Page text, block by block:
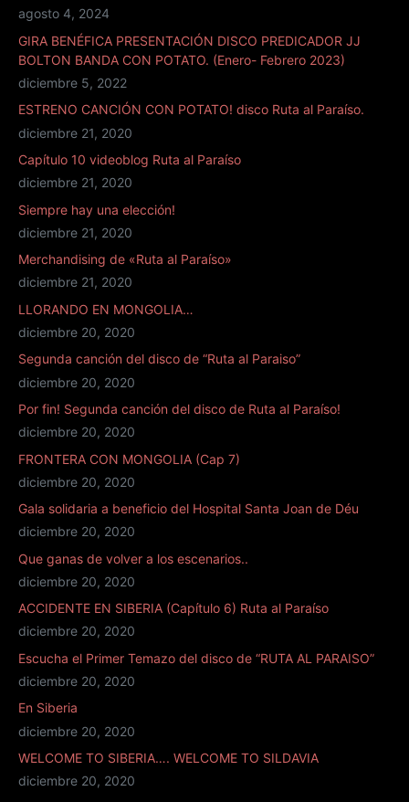
agosto 4, 2024
GIRA BENÉFICA PRESENTACIÓN DISCO PREDICADOR JJ
BOLTON BANDA CON POTATO. (Enero- Febrero 2023)
diciembre 5, 2022
ESTRENO CANCIÓN CON POTATO! disco Ruta al Paraíso.
diciembre 21, 2020
Capítulo 10 videoblog Ruta al Paraíso
diciembre 21, 2020
Siempre hay una elección!
diciembre 21, 2020
Merchandising de «Ruta al Paraíso»
diciembre 21, 2020
LLORANDO EN MONGOLIA…
diciembre 20, 2020
Segunda canción del disco de “Ruta al Paraiso”
diciembre 20, 2020
Por fin! Segunda canción del disco de Ruta al Paraíso!
diciembre 20, 2020
FRONTERA CON MONGOLIA (Cap 7)
diciembre 20, 2020
Gala solidaria a beneficio del Hospital Santa Joan de Déu
diciembre 20, 2020
Que ganas de volver a los escenarios..
diciembre 20, 2020
ACCIDENTE EN SIBERIA (Capítulo 6) Ruta al Paraíso
diciembre 20, 2020
Escucha el Primer Temazo del disco de “RUTA AL PARAISO”
diciembre 20, 2020
En Siberia
diciembre 20, 2020
WELCOME TO SIBERIA…. WELCOME TO SILDAVIA
diciembre 20, 2020